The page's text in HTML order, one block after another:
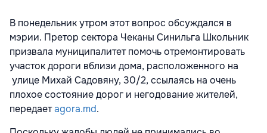
В понедельник утром этот вопрос обсуждался в
мэрии. Претор сектора Чеканы Синильга Школьник
призвала муниципалитет помочь отремонтировать
участок дороги вблизи дома, расположенного на
улице Михай Садовяну, 30/2, ссылаясь на очень
плохое состояние дорог и негодование жителей,
передаетagora.md.